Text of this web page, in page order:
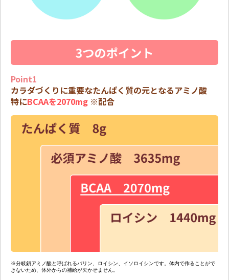
Point1
カラダづくりに重要なたんぱく質の元となるアミノ酸
特にBCAAを2070mg ※配合
※分岐鎖アミノ酸と呼ばれるバリン、ロイシン、イソロイシンです。体内で作ることがで
きないため、体外からの補給が欠かせません。